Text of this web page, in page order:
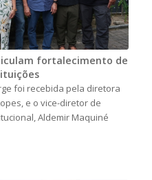
fortalecimento de
foi recebida pela diretora
e o vice-diretor de
Aldemir Maquiné